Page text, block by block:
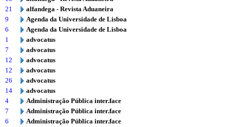
21
alfandega - Revista Aduaneira
9
Agenda da Universidade de Lisboa
6
Agenda da Universidade de Lisboa
1
advocatus
7
advocatus
12
advocatus
12
advocatus
26
advocatus
14
advocatus
4
Administração Pública inter.face
7
Administração Pública inter.face
6
Administração Pública inter.face